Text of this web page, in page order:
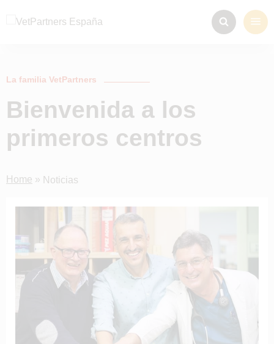
La familia VetPartners
Bienvenida a los
primeros centros
Home » Noticias